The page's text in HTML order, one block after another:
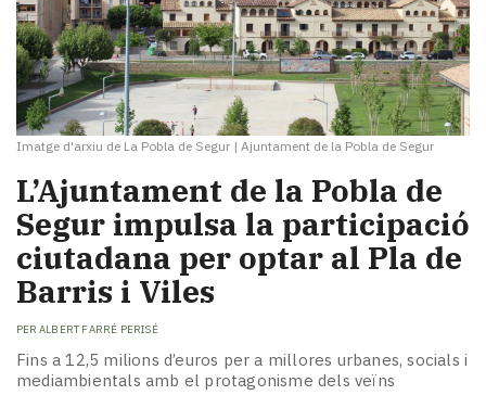
Imatge d'arxiu de La Pobla de Segur | Ajuntament de la Pobla de Segur
L’Ajuntament de la Pobla de
Segur impulsa la participació
ciutadana per optar al Pla de
Barris i Viles
PER ALBERT FARRÉ PERISÉ
Fins a 12,5 milions d’euros per a millores urbanes, socials i
mediambientals amb el protagonisme dels veïns